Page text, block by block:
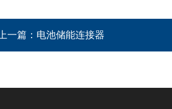
一篇： 电池储能连接器